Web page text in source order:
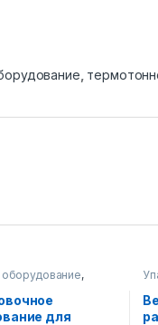
,
оборудование
для